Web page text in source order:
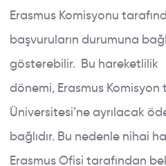
Erasmus Komisyonu
başvuruların durumuna
gösterebilir. Bu hareketlilik
dönemi, Erasmus
Üniversitesi’ne ayrılacak
bağlıdır. Bu nedenle nihai
Erasmus Ofisi tarafından